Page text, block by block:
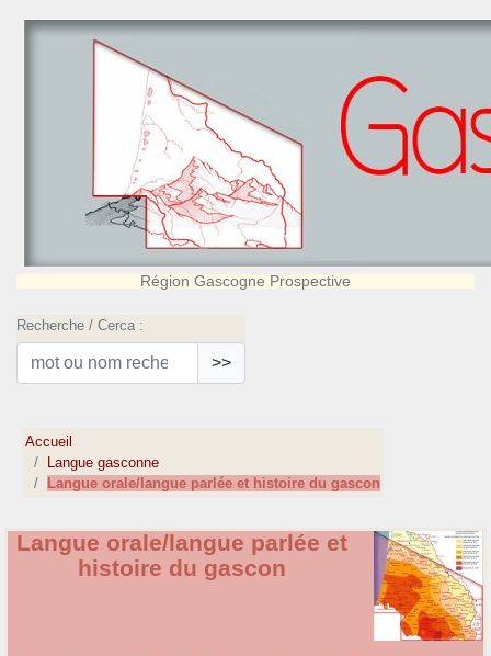
Région Gascogne Prospective
Recherche / Cerca :
>>
Accueil
Langue gasconne
Langue orale/langue parlée et histoire du gascon
Langue orale/langue parlée et
histoire du gascon